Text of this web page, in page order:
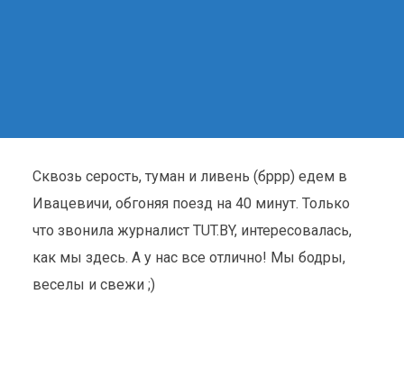
Сквозь серость, туман и ливень (бррр) едем в
Ивацевичи, обгоняя поезд на 40 минут. Только
что звонила журналист TUT.BY, интересовалась,
как мы здесь. А у нас все отлично! Мы бодры,
веселы и свежи ;)